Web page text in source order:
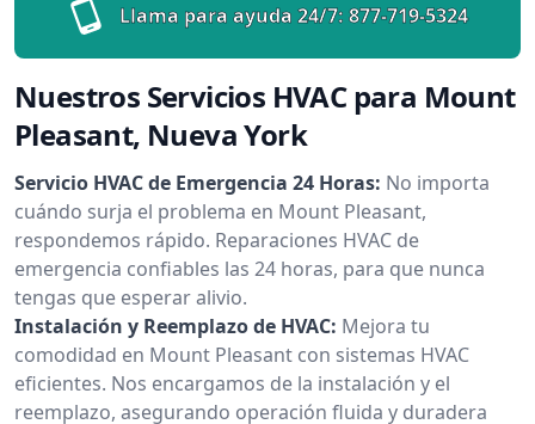
Llama para ayuda 24/7: 877-719-5324
Nuestros Servicios HVAC para Mount
Pleasant, Nueva York
Servicio HVAC de Emergencia 24 Horas: No importa
cuándo surja el problema en Mount Pleasant,
respondemos rápido. Reparaciones HVAC de
emergencia confiables las 24 horas, para que nunca
tengas que esperar alivio.
Instalación y Reemplazo de HVAC: Mejora tu
comodidad en Mount Pleasant con sistemas HVAC
eficientes. Nos encargamos de la instalación y el
reemplazo, asegurando operación fluida y duradera